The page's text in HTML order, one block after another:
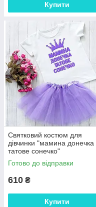
Купити
Святковий костюм для
дівчинки "мамина донечка
татове сонечко"
Готово до відправки
610 ₴
Купити